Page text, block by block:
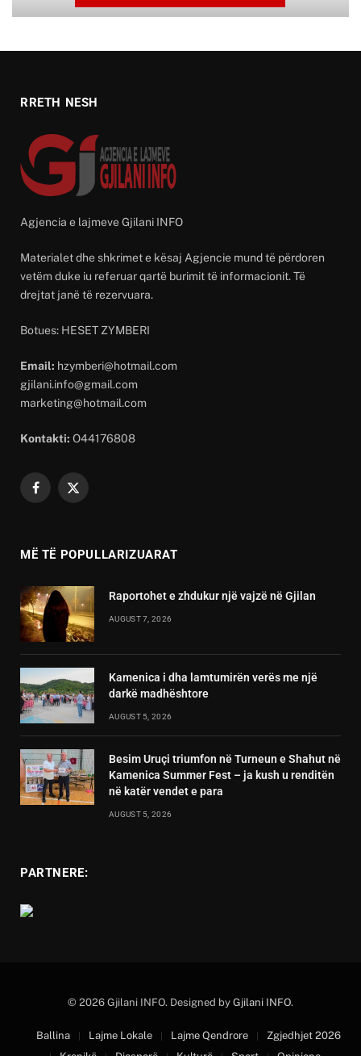
RRETH NESH
Agjencia e lajmeve Gjilani INFO
Materialet dhe shkrimet e kësaj Agjencie mund të përdoren
vetëm duke iu referuar qartë burimit të informacionit. Të
drejtat janë të rezervuara.
Botues: HESET ZYMBERI
Email: hzymberi@hotmail.com
gjilani.info@gmail.com
marketing@hotmail.com
Kontakti: O44176808
Facebook
X
MË TË POPULLARIZUARAT
Raportohet e zhdukur një vajzë në Gjilan
AUGUST 7, 2026
Kamenica i dha lamtumirën verës me një
darkë madhështore
AUGUST 5, 2026
Besim Uruçi triumfon në Turneun e Shahut në
Kamenica Summer Fest – ja kush u renditën
në katër vendet e para
AUGUST 5, 2026
PARTNERE:
© 2026 Gjilani INFO. Designed by Gjilani INFO.
Ballina Lajme Lokale Lajme Qendrore
Zgjedhjet 2026